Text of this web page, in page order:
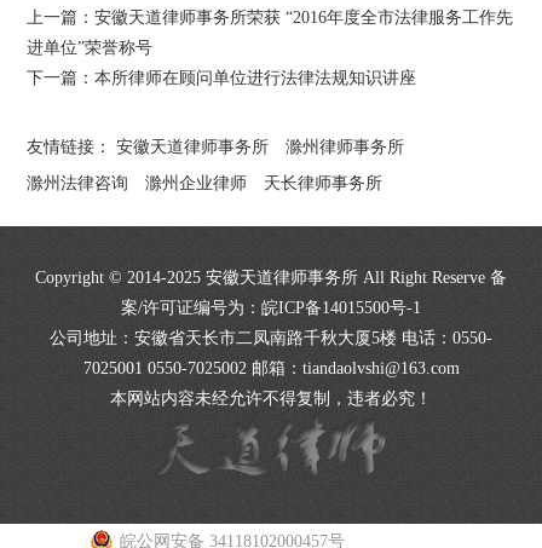
上一篇：安徽天道律师事务所荣获 “2016年度全市法律服务工作先
进单位”荣誉称号
下一篇：本所律师在顾问单位进行法律法规知识讲座
友情链接：安徽天道律师事务所
滁州律师事务所
滁州法律咨询
滁州企业律师 天长律师事务所
Copyright © 2014-2025 安徽天道律师事务所 All Right Reserve 备
案/许可证编号为： 皖ICP备14015500号-1
公司地址：安徽省天长市二凤南路千秋大厦5楼 电话：0550-
7025001 0550-7025002 邮箱：tiandaolvshi@163.com
本网站内容未经允许不得复制，违者必究！
皖公网安备 34118102000457号